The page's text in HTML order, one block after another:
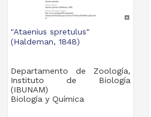
"Ataenius spretulus"
(Haldeman, 1848)
Departamento de Zoología,
Instituto de Biología
(IBUNAM)
Biología y Química